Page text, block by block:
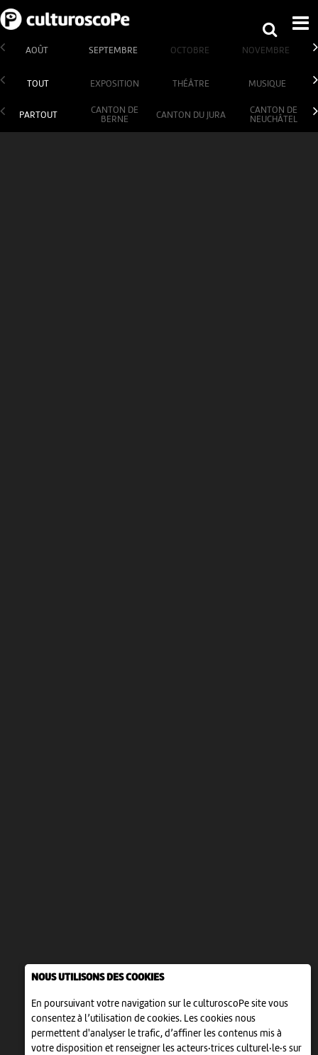
NOUS UTILISONS DES COOKIES
En poursuivant votre navigation sur le culturoscoPe site vous
consentez à l’utilisation de cookies. Les cookies nous
permettent d'analyser le trafic, d’affiner les contenus mis à
votre disposition et renseigner les acteurs·trices culturel·le·s sur
AOÛT SEPTEMBRE OCTOBRE NOVEMBRE
TOUT EXPOSITION THÉÂTRE MUSIQUE
PARTOUT
CANTON DE
BERNE
CANTON DU JURA
CANTON DE
NEUCHÂTEL